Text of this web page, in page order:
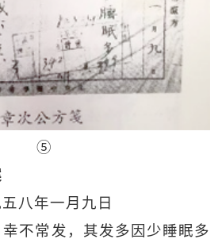
⑤
八年一月九日
不常发，其发多因少睡眠多